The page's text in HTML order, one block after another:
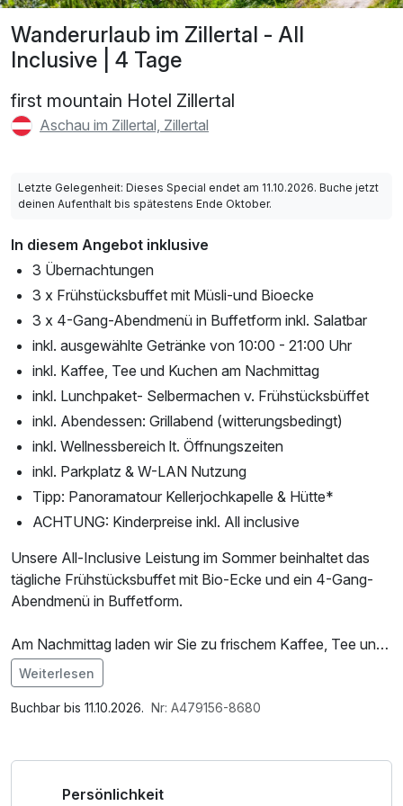
Wanderurlaub im Zillertal - All
Inclusive | 4 Tage
first mountain Hotel Zillertal
Aschau im Zillertal, Zillertal
Letzte Gelegenheit: Dieses Special endet am 11.10.2026. Buche jetzt
deinen Aufenthalt bis spätestens Ende Oktober.
In diesem Angebot inklusive
3 Übernachtungen
3 x Frühstücksbuffet mit Müsli-und Bioecke
3 x 4-Gang-Abendmenü in Buffetform inkl. Salatbar
inkl. ausgewählte Getränke von 10:00 - 21:00 Uhr
inkl. Kaffee, Tee und Kuchen am Nachmittag
inkl. Lunchpaket- Selbermachen v. Frühstücksbüffet
inkl. Abendessen: Grillabend (witterungsbedingt)
inkl. Wellnessbereich lt. Öffnungszeiten
inkl. Parkplatz & W-LAN Nutzung
Tipp: Panoramatour Kellerjochkapelle & Hütte*
ACHTUNG: Kinderpreise inkl. All inclusive
Unsere All-Inclusive Leistung im Sommer beinhaltet das
tägliche Frühstücksbuffet mit Bio-Ecke und ein 4-Gang-
Abendmenü in Buffetform.
Am Nachmittag laden wir Sie zu frischem Kaffee, Tee und
leckerem Kuchen ein. Ausgewählte Getränke wie Fassbier,
Tischwein, Softdrinks, Apfelsaft und Wasser sind für
unsere Hausgäste von 10:00 bis 21:00 Uhr kostenfrei
nicht besetzt!
Im Angebot enthalten
Saunabenutzung, Parkplatz, Nutzung des
Weiterlesen
Buchbar bis 11.10.2026. Nr: A479156-8680
Persönlichkeit